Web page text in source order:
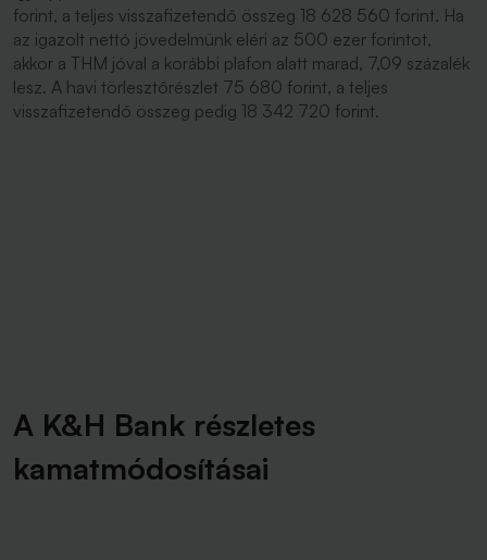
forint, a teljes visszafizetendő összeg 18 628 560 forint. Ha
az igazolt nettó jövedelmünk eléri az 500 ezer forintot,
akkor a THM jóval a korábbi plafon alatt marad, 7,09 százalék
lesz. A havi törlesztőrészlet 75 680 forint, a teljes
visszafizetendő összeg pedig 18 342 720 forint.
A K&H Bank részletes
kamatmódosításai